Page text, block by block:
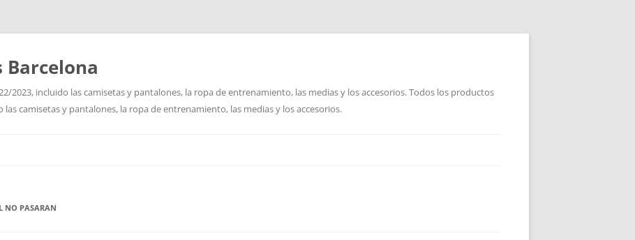
Barcelona
2023, incluido las camisetas y pantalones, la ropa de entrenamiento, las medias y los accesorios. Todos los productos
camisetas y pantalones, la ropa de entrenamiento, las medias y los accesorios.
NO PASARAN